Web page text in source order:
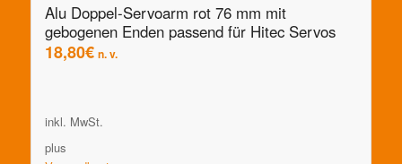
Alu Doppel-Servoarm rot 76 mm mit
gebogenen Enden passend für Hitec Servos
18,80€ n. v.
inkl. MwSt.
plus